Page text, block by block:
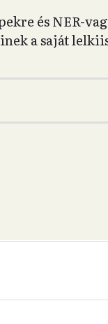
és NER-
a saját